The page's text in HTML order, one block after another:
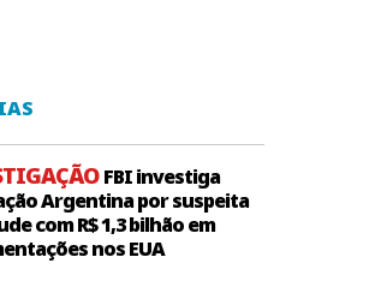
FBI investiga
Argentina por suspeita
com R$ 1,3 bilhão em
nos EUA